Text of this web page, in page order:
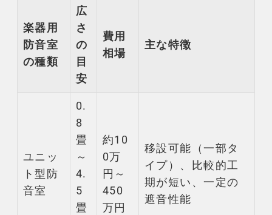
楽器用
防音室
の種類
広
さ
の
目
安
費用
相場
主な特徴
ユニッ
ト型 防
音室
0.
8
畳
～
4.
5
畳
約10
0万
円～
450
万円
移設可能（一部タ
イプ）、比較的工
期が短い、一定の
遮音性能